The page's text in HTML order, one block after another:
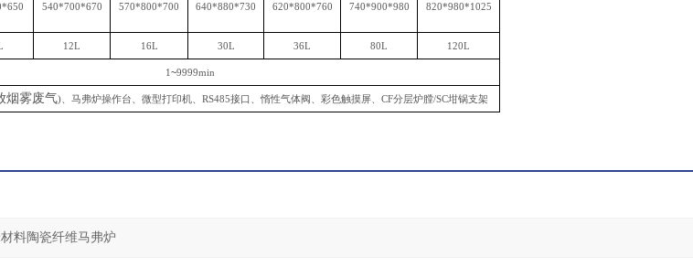
540*700*670 570*800*700 640*880*730 620*800*760 740*900*980 820*980*1025
12L 16L 30L 36L 80L 120L
1~9999min
烟雾废气)、马弗炉操作台、微型打印机、RS485接口、惰性气体阀、彩色触摸屏、CF分层炉膛/SC坩锅支架